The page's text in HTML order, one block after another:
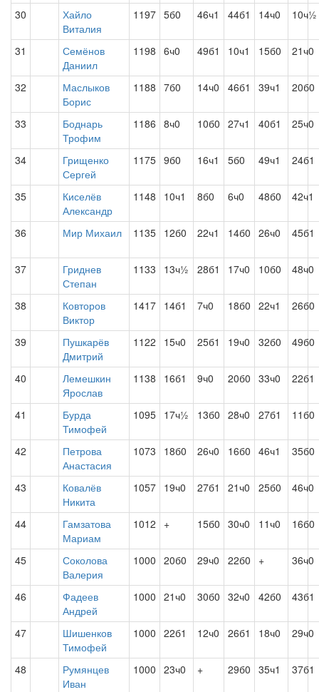
30
Хайло
Виталия
1197 5б0 46ч1 44б1 14ч0 10ч½
31
Семёнов
Даниил
1198 6ч0 49б1 10ч1 15б0 21ч0
32
Маслыков
Борис
1188 7б0 14ч0 46б1 39ч1 20б0
33
Боднарь
Трофим
1186 8ч0 10б0 27ч1 40б1 25ч0
34
Грищенко
Сергей
1175 9б0 16ч1 5б0 49ч1 24б1
35
Киселёв
Александр
1148 10ч1 8б0 6ч0 48б0 42ч1
36 Мир Михаил 1135 12б0 22ч1 14б0 26ч0 45б1
37
Гриднев
Степан
1133 13ч½ 28б1 17ч0 10б0 48ч0
38
Ковторов
Виктор
1417 14б1 7ч0 18б0 22ч1 26б0
39
Пушкарёв
Дмитрий
1122 15ч0 25б1 19ч0 32б0 49б0
40
Лемешкин
Ярослав
1138 16б1 9ч0 20б0 33ч0 22б1
41
Бурда
Тимофей
1095 17ч½ 13б0 28ч0 27б1 11б0
42
Петрова
Анастасия
1073 18б0 26ч0 16б0 46ч1 35б0
43
Ковалёв
Никита
1057 19ч0 27б1 21ч0 25б0 46ч0
44
Гамзатова
Мариам
1012 + 15б0 30ч0 11ч0 16б0
45
Соколова
Валерия
1000 20б0 29ч0 22б0 + 36ч0
46
Фадеев
Андрей
1000 21ч0 30б0 32ч0 42б0 43б1
47
Шишенков
Тимофей
1000 22б1 12ч0 26б1 18ч0 29ч0
48
Румянцев
Иван
1000 23ч0 + 29б0 35ч1 37б1